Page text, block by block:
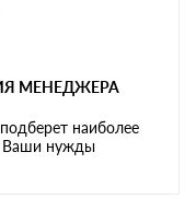
МЕНЕДЖЕРА
наиболее
Ваши нужды